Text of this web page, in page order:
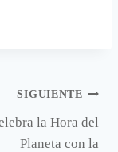
SIGUIENTE
la Hora del
Planeta con la